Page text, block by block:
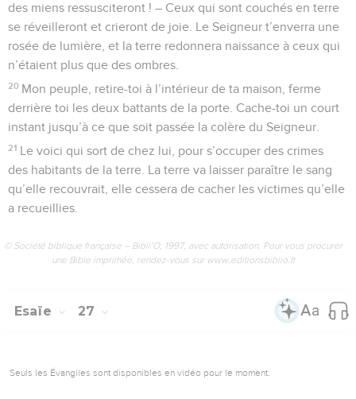
des miens ressusciteront ! – Ceux qui sont couchés en terre
se réveilleront et crieront de joie. Le Seigneur t’enverra une
rosée de lumière, et la terre redonnera naissance à ceux qui
n’étaient plus que des ombres.
20 Mon peuple, retire-toi à l’intérieur de ta maison, ferme
derrière toi les deux battants de la porte. Cache-toi un court
instant jusqu’à ce que soit passée la colère du Seigneur.
21 Le voici qui sort de chez lui, pour s’occuper des crimes
des habitants de la terre. La terre va laisser paraître le sang
qu’elle recouvrait, elle cessera de cacher les victimes qu’elle
a recueillies.
© Société biblique française – Bibli’O, 1997, avec autorisation. Pour vous procurer
une Bible imprimée, rendez-vous sur www.editionsbiblio.fr
Esaïe 27
Seuls les Évangiles sont disponibles en vidéo pour le moment.